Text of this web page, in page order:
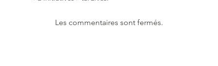
Les commentaires sont fermés.